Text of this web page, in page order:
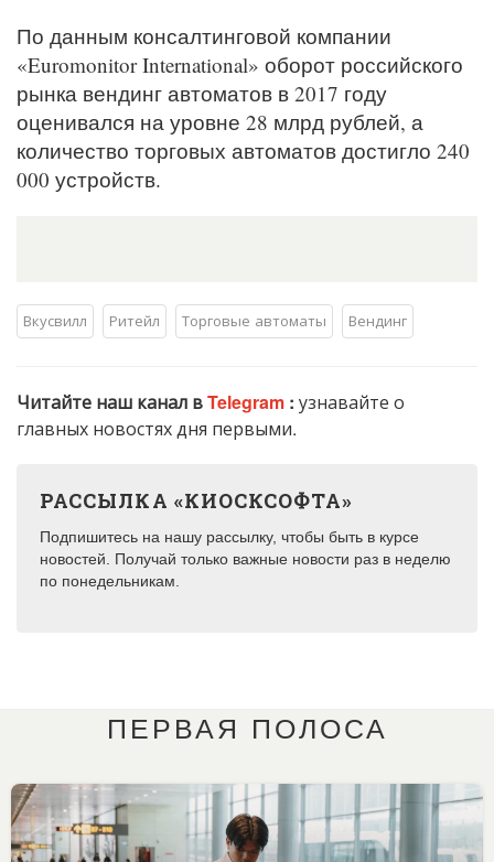
По данным консалтинговой компании
«Euromonitor International» оборот российского
рынка вендинг автоматов в 2017 году
оценивался на уровне 28 млрд рублей, а
количество торговых автоматов достигло 240
000 устройств.
Вкусвилл Ритейл Торговые автоматы Вендинг
Читайте наш канал вTelegram : узнавайте о
главных новостях дня первыми.
РАССЫЛКА «КИОСКСОФТА»
Подпишитесь на нашу рассылку, чтобы быть в курсе
новостей. Получай только важные новости раз в неделю
по понедельникам.
ПЕРВАЯ ПОЛОСА